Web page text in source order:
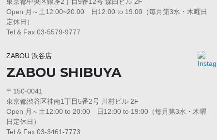
Open 月～土12:00~20:00 日12:00 to 19:00（毎月第3水・木曜日
定休日）
Tel & Fax 03-5579-9777
ZABOU 渋谷店
ZABOU SHIBUYA
〒150-0041
東京都渋谷区神南1丁目5番2号 川村ビル 2F
Open 月～土12:00 to 20:00 日12:00 to 19:00（毎月第3水・木曜
日定休日）
Tel & Fax 03-3461-7773